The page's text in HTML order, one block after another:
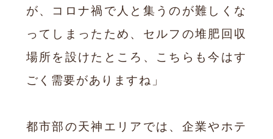
が、コロナ禍で人と集うのが難しくな
ってしまったため、セルフの堆肥回収
場所を設けたところ、こちらも今はす
ごく需要がありますね」
都市部の天神エリアでは、企業やホテ